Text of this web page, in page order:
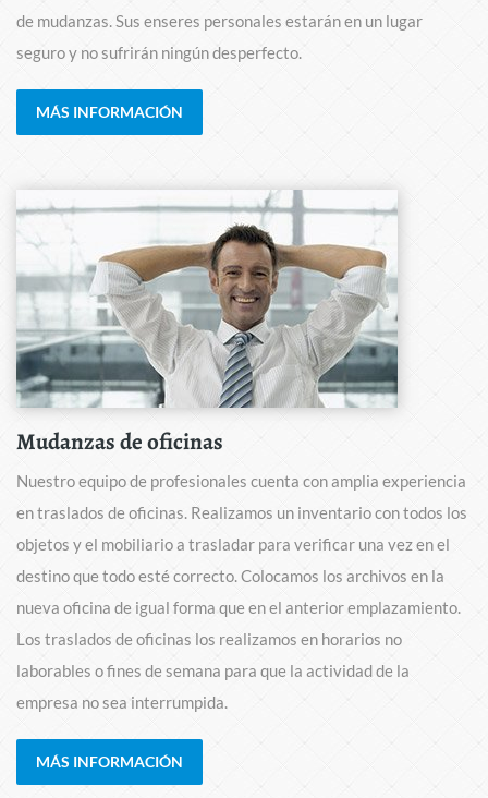
de mudanzas. Sus enseres personales estarán en un lugar
seguro y no sufrirán ningún desperfecto.
MÁS INFORMACIÓN
Mudanzas de oficinas
Nuestro equipo de profesionales cuenta con amplia experiencia
en traslados de oficinas. Realizamos un inventario con todos los
objetos y el mobiliario a trasladar para verificar una vez en el
destino que todo esté correcto. Colocamos los archivos en la
nueva oficina de igual forma que en el anterior emplazamiento.
Los traslados de oficinas los realizamos en horarios no
laborables o fines de semana para que la actividad de la
empresa no sea interrumpida.
MÁS INFORMACIÓN